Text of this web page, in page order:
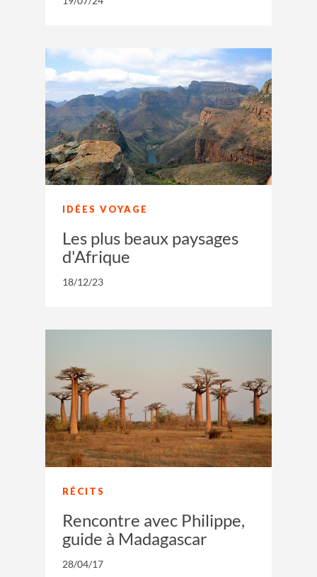
IDÉES VOYAGE
Les plus beaux paysages
d'Afrique
18/12/23
RÉCITS
Rencontre avec Philippe,
guide à Madagascar
28/04/17